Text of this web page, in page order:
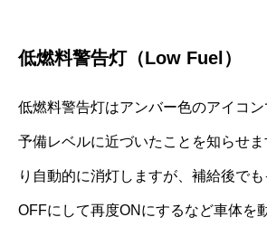
低燃料警告灯（Low Fuel）
低燃料警告灯はアンバー色のアイコ
予備レベルに近づいたことを知らせ
り自動的に消灯しますが、補給後で
OFFにして再度ONにするなど車体を